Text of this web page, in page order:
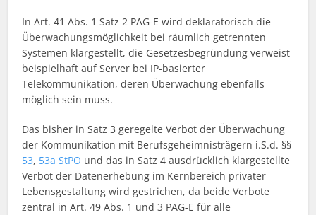
In Art. 41 Abs. 1 Satz 2 PAG-E wird deklaratorisch die
Überwachungsmöglichkeit bei räumlich getrennten
Systemen klargestellt, die Gesetzesbegründung verweist
beispielhaft auf Server bei IP-basierter
Telekommunikation, deren Überwachung ebenfalls
möglich sein muss.
Das bisher in Satz 3 geregelte Verbot der Überwachung
der Kommunikation mit Berufsgeheimnisträgern i.S.d. §§
53, 53a StPO und das in Satz 4 ausdrücklich klargestellte
Verbot der Datenerhebung im Kernbereich privater
Lebensgestaltung wird gestrichen, da beide Verbote
zentral in Art. 49 Abs. 1 und 3 PAG-E für alle